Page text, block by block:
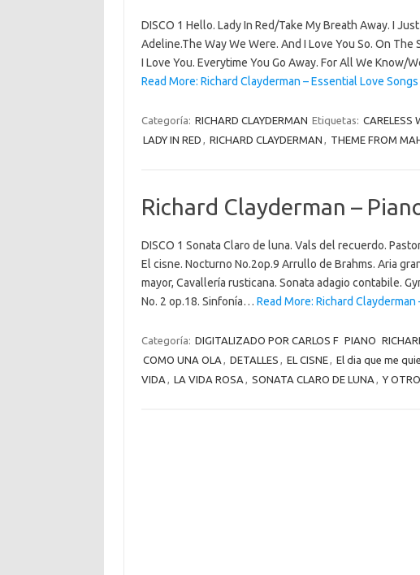
DISCO 1 Hello. Lady In Red/Take My Breath Away. I
Adeline.The Way We Were. And I Love You So. On
I Love You. Everytime You Go Away. For All We Know/
Read More: Richard Clayderman – Essential Love Songs
Categoría: RICHARD CLAYDERMAN Etiquetas: CARELESS
LADY IN RED , RICHARD CLAYDERMAN , THEME FROM
Richard Clayderman –
DISCO 1 Sonata Claro de luna. Vals del recuerdo.
El cisne. Nocturno No.2op.9 Arrullo de Brahms. Aria
mayor, Cavallería rusticana. Sonata adagio contabile.
No. 2 op.18. Sinfonía… Read More: Richard
Categoría: DIGITALIZADO POR CARLOS F PIANO
COMO UNA OLA , DETALLES , EL CISNE, El dia que me
VIDA , LA VIDA ROSA , SONATA CLARO DE LUNA , Y